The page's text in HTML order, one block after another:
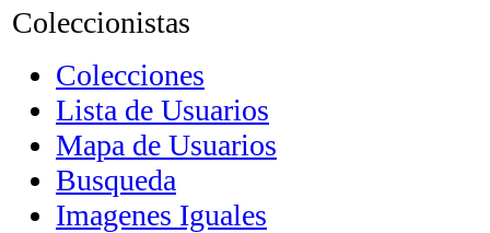
Coleccionistas
Colecciones
Lista de Usuarios
Mapa de Usuarios
Busqueda
Imagenes Iguales